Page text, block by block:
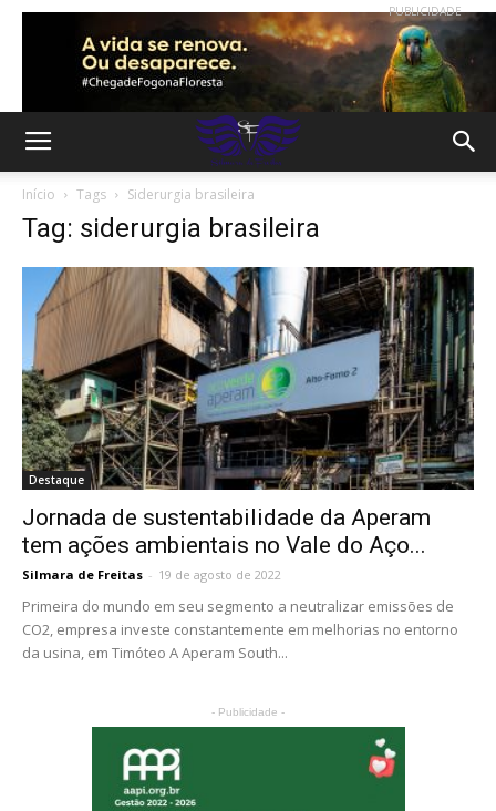
PUBLICIDADE
Início Tags Siderurgia brasileira
Tag: siderurgia brasileira
Destaque
Jornada de sustentabilidade da Aperam
tem ações ambientais no Vale do Aço...
Silmara de Freitas - 19 de agosto de 2022
Primeira do mundo em seu segmento a neutralizar emissões de
CO2, empresa investe constantemente em melhorias no entorno
da usina, em Timóteo A Aperam South...
- Publicidade -